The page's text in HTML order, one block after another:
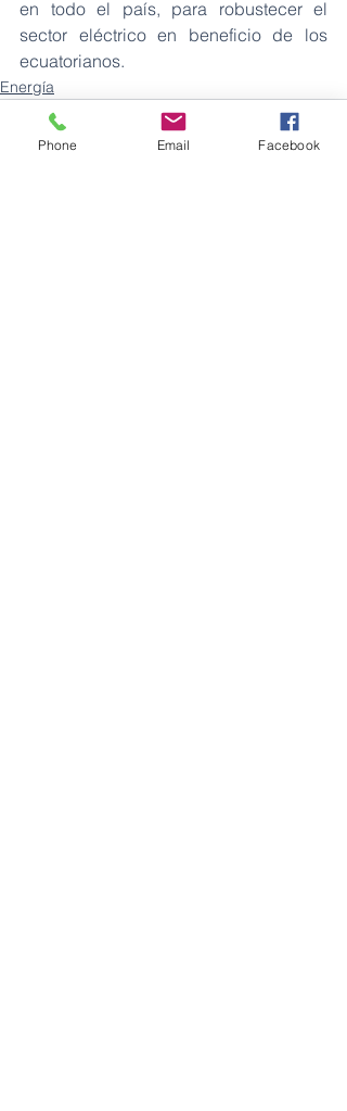
en todo el país, para robustecer el
sector eléctrico en beneficio de los
ecuatorianos.
Energía
Phone Email Facebook